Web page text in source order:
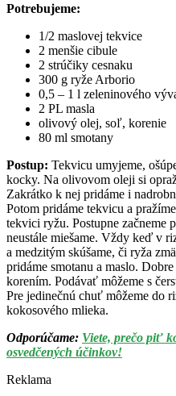
Potrebujeme:
1/2 maslovej tekvice
2 menšie cibule
2 strúčiky cesnaku
300 g ryže Arborio
0,5 – 1 l zeleninového
2 PL masla
olivový olej, soľ, korenie
80 ml smotany
Postup: Tekvicu umyjeme,
kocky. Na olivovom oleji si
Zakrátko k nej pridáme i
Potom pridáme tekvicu a
tekvici ryžu. Postupne začneme
neustále miešame. Vždy keď v
a medzitým skúšame, či ryža
pridáme smotanu a maslo.
korením. Podávať môžeme s
Pre jedinečnú chuť môžeme do
kokosového mlieka.
Odporúčame: Viete, prečo piť
osvedčených účinkov!
Reklama